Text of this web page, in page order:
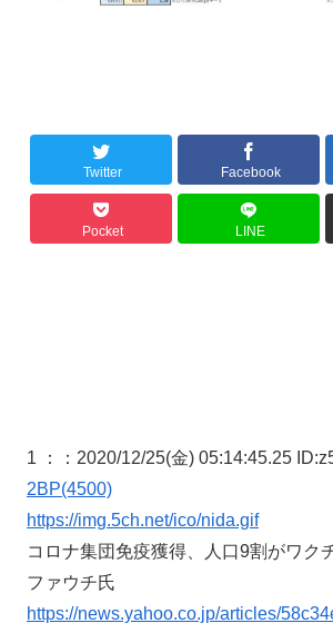
Twitter Facebook
Pocket LINE
1 ： ：2020/12/25(金) 05:14:45.25
2BP(4500)
https://img.5ch.net/ico/nida.gif
コロナ集団免疫獲得、人口9割がワク
ファウチ氏
https://news.yahoo.co.jp/articles/